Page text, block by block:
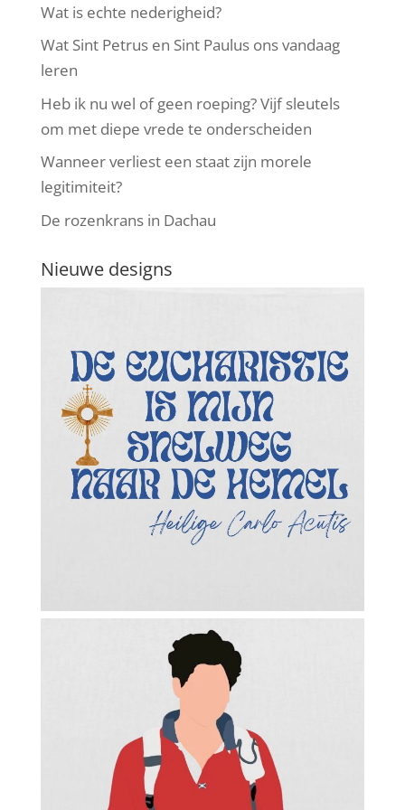
Wat is echte nederigheid?
Wat Sint Petrus en Sint Paulus ons vandaag
leren
Heb ik nu wel of geen roeping? Vijf sleutels
om met diepe vrede te onderscheiden
Wanneer verliest een staat zijn morele
legitimiteit?
De rozenkrans in Dachau
Nieuwe designs